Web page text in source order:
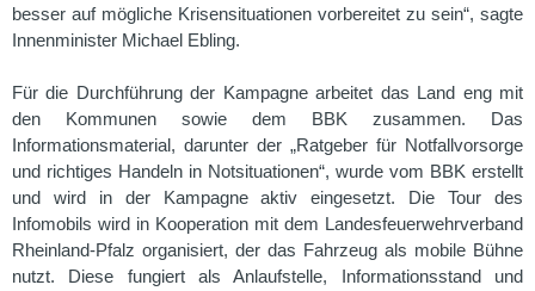
besser auf mögliche Krisensituationen vorbereitet zu sein“, sagte
Innenminister Michael Ebling.
Für die Durchführung der Kampagne arbeitet das Land eng mit
den Kommunen sowie dem BBK zusammen. Das
Informationsmaterial, darunter der „Ratgeber für Notfallvorsorge
und richtiges Handeln in Notsituationen“, wurde vom BBK erstellt
und wird in der Kampagne aktiv eingesetzt. Die Tour des
Infomobils wird in Kooperation mit dem Landesfeuerwehrverband
Rheinland-Pfalz organisiert, der das Fahrzeug als mobile Bühne
nutzt. Diese fungiert als Anlaufstelle, Informationsstand und